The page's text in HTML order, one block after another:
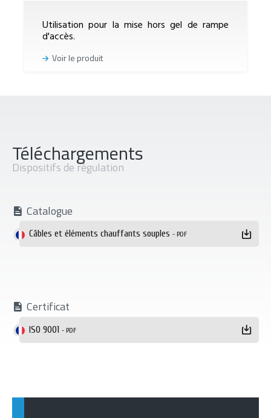
Utilisation pour la mise hors gel de rampe
d'accès.
Voir le produit
Téléchargements
Dispositifs de régulation
Téléchargement
Catalogue
Câbles et éléments chauffants souples - PDF
Certificat
ISO 9001 - PDF